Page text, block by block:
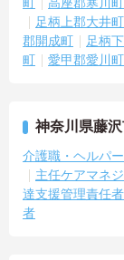
町
高座郡寒川町
足柄上郡大井町
郡開成町
足柄
町
愛甲郡愛川町
神奈川県藤
介護職・ヘルパー
主任ケアマネ
達支援管理責任者
者